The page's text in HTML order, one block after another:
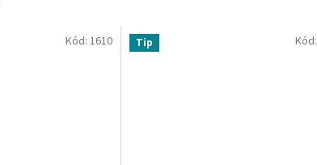
Kód: 1610 Tip Kód: